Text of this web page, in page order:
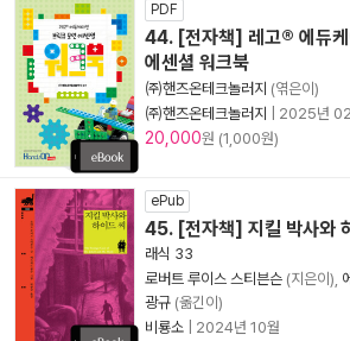
PDF
44. [전자책] 레고® 에듀케
에센셜 워크북
㈜핸즈온테크놀러지 (엮은이)
㈜핸즈온테크놀러지
2025년
20,000원 (1,000원)
ePub
45. [전자책] 지킬 박사와
래식 33
로버트 루이스 스티븐슨 (지은이),
광규 (옮긴이)
비룡소
2024년 10월